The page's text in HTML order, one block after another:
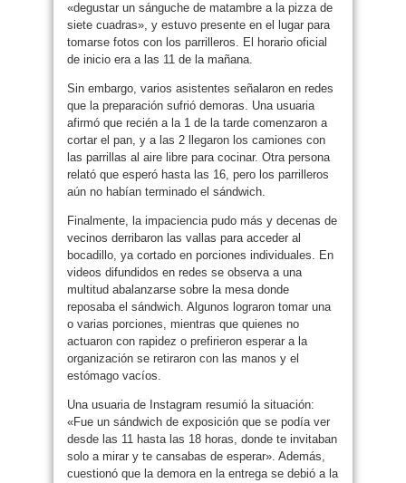
«degustar un sánguche de matambre a la pizza de
siete cuadras», y estuvo presente en el lugar para
tomarse fotos con los parrilleros. El horario oficial
de inicio era a las 11 de la mañana.
Sin embargo, varios asistentes señalaron en redes
que la preparación sufrió demoras. Una usuaria
afirmó que recién a la 1 de la tarde comenzaron a
cortar el pan, y a las 2 llegaron los camiones con
las parrillas al aire libre para cocinar. Otra persona
relató que esperó hasta las 16, pero los parrilleros
aún no habían terminado el sándwich.
Finalmente, la impaciencia pudo más y decenas de
vecinos derribaron las vallas para acceder al
bocadillo, ya cortado en porciones individuales. En
videos difundidos en redes se observa a una
multitud abalanzarse sobre la mesa donde
reposaba el sándwich. Algunos lograron tomar una
o varias porciones, mientras que quienes no
actuaron con rapidez o prefirieron esperar a la
organización se retiraron con las manos y el
estómago vacíos.
Una usuaria de Instagram resumió la situación:
«Fue un sándwich de exposición que se podía ver
desde las 11 hasta las 18 horas, donde te invitaban
solo a mirar y te cansabas de esperar». Además,
cuestionó que la demora en la entrega se debió a la